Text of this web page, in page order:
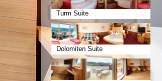
Turm Suite
Dolomiten Suite